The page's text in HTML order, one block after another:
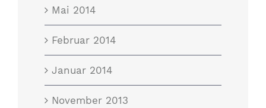
Mai 2014
Februar 2014
Januar 2014
November 2013